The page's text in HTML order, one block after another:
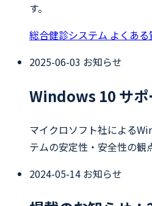
す。
総合健診システム よくある
2025-06-03 お知らせ
Windows 10 サポ
マイクロソフト社による
テムの安定性・安全性の観
2024-05-14 お知らせ